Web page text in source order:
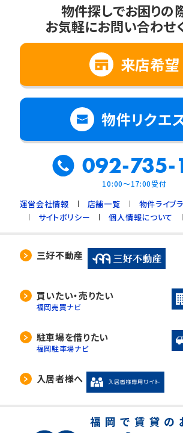
物件探しでお困りの
お気軽にお問い合わせ
来店希望
物件リクエ
092-735-
10:00～17:00受付
運営会社情報 店舗一覧
物件ライブ
サイトポリシー
個人情報について
三好不動産
買いたい・売りたい
福岡売買ナビ
駐車場を借りたい
福岡駐車場ナビ
入居者様へ